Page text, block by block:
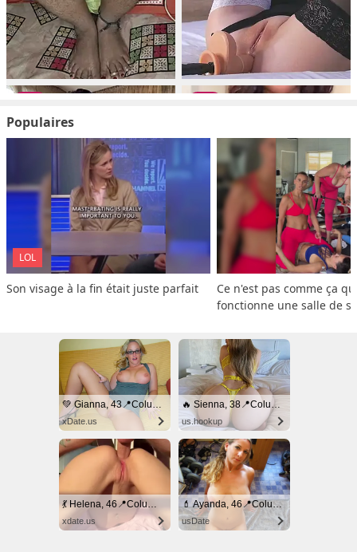
Populaires
LOL
Son visage à la fin était juste parfait
Ce n'est pas comme ça
fonctionne une salle de